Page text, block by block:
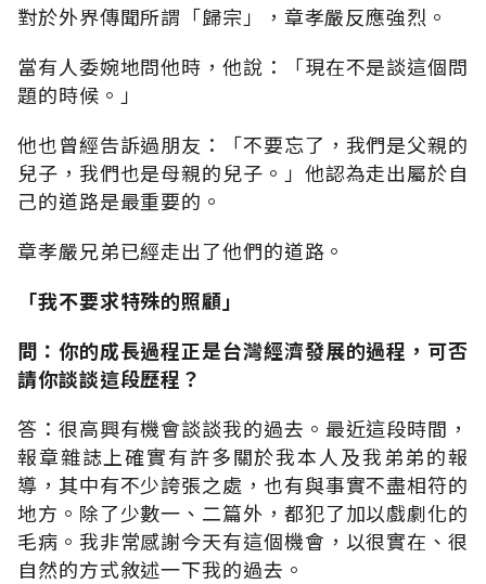
對於外界傳聞所謂「歸宗」，章孝嚴反應強烈。
當有人委婉地問他時，他說：「現在不是談這個問
題的時候。」
他也曾經告訴過朋友：「不要忘了，我們是父親的
兒子，我們也是母親的兒子。」他認為走出屬於自
己的道路是最重要的。
章孝嚴兄弟已經走出了他們的道路。
「我不要求特殊的照顧」
問：你的成長過程正是台灣經濟發展的過程，可否
請你談談這段歷程？
答：很高興有機會談談我的過去。最近這段時間，
報章雜誌上確實有許多關於我本人及我弟弟的報
導，其中有不少誇張之處，也有與事實不盡相符的
地方。除了少數一、二篇外，都犯了加以戲劇化的
毛病。我非常感謝今天有這個機會，以很實在、很
自然的方式敘述一下我的過去。